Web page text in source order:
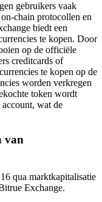
gebruikers vaak
chain protocollen en
biedt een
te kopen. Door
op de officiële
creditcards of
te kopen op de
worden verkregen
token wordt
wat de
van
qua marktkapitalisatie
Exchange.